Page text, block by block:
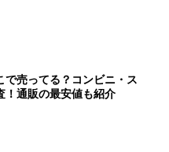
で売ってる？コンビニ・ス
！通販の最安値も紹介